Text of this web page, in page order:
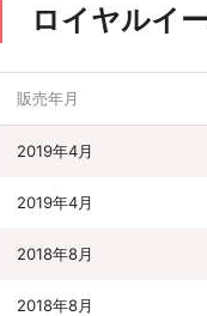
ロイヤルイ
販売年月
2019年4月
2019年4月
2018年8月
2018年8月